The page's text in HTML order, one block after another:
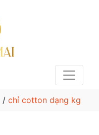
/ chỉ cotton dạng kg